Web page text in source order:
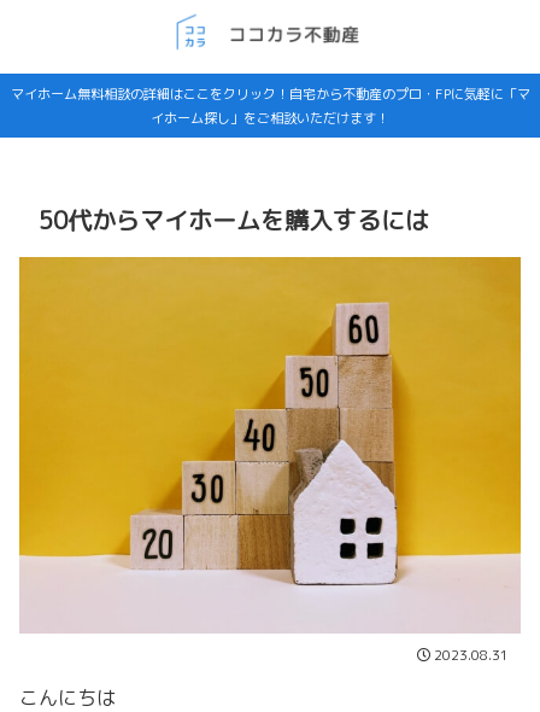
マイホーム無料相談の詳細はここをクリック！自宅から不動産のプロ・FPに気軽に「マ
イホーム探し」をご相談いただけます！
50代からマイホームを購入するには
2023.08.31
こんにちは